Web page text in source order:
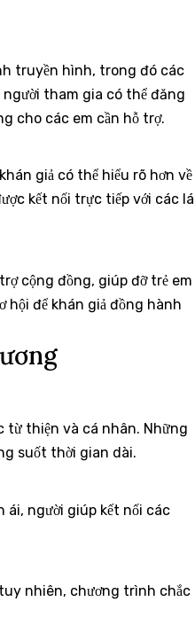
truyền hình, trong đó các
tham gia có thể đăng
cho các em cần hỗ trợ.
giả có thể hiểu rõ hơn về
kết nối trực tiếp với các lá
cộng đồng, giúp đỡ trẻ em
hội để khán giả đồng hành
từ thiện và cá nhân. Những
suốt thời gian dài.
ái, người giúp kết nối các
nhiên, chương trình chắc